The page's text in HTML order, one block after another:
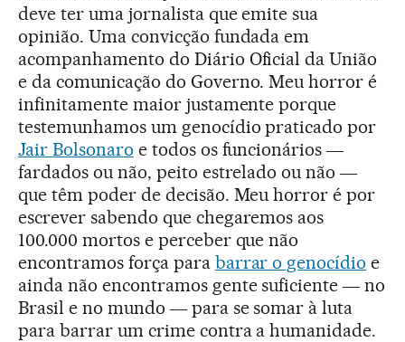
deve ter uma jornalista que emite sua
opinião. Uma convicção fundada em
acompanhamento do Diário Oficial da União
e da comunicação do Governo. Meu horror é
infinitamente maior justamente porque
testemunhamos um genocídio praticado por
Jair Bolsonaro e todos os funcionários ―
fardados ou não, peito estrelado ou não ―
que têm poder de decisão. Meu horror é por
escrever sabendo que chegaremos aos
100.000 mortos e perceber que não
encontramos força para barrar o genocídio e
ainda não encontramos gente suficiente ― no
Brasil e no mundo ― para se somar à luta
para barrar um crime contra a humanidade.